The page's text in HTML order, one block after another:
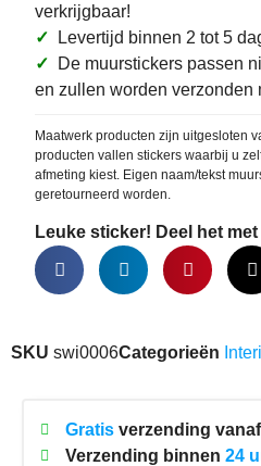
verkrijgbaar!
✓ Levertijd binnen 2 tot 5
✓ De muurstickers passen
en zullen worden verzonden
Maatwerk producten zijn uitgesloten
producten vallen stickers waarbij u
afmeting kiest. Eigen naam/tekst
geretourneerd worden.
Leuke sticker! Deel het
SKU swi0006Categorieën
Gratisverzending vanaf
Verzending binnen 24